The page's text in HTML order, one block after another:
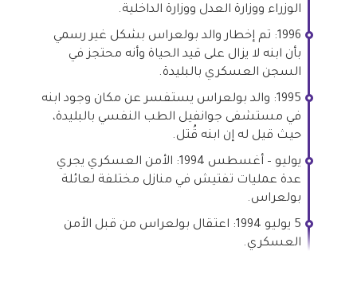
الوزراء ووزارة العدل ووزارة الداخلية.
1996: تم إخطار والد بولعراس بشكل غير رسمي
بأن ابنه لا يزال على قيد الحياة وأنه محتجز في
السجن العسكري بالبليدة.
1995: والد بولعراس يستفسر عن مكان وجود ابنه
في مستشفى جوانفيل الطب النفسي بالبليدة،
حيث قيل له إن ابنه قُتل.
يوليو – أغسطس 1994: الأمن العسكري يجري
عدة عمليات تفتيش في منازل مختلفة لعائلة
بولعراس.
5 يوليو 1994: اعتقال بولعراس من قبل الأمن
العسكري.